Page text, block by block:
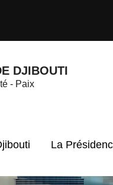
DJIBOUTI
- Paix
La